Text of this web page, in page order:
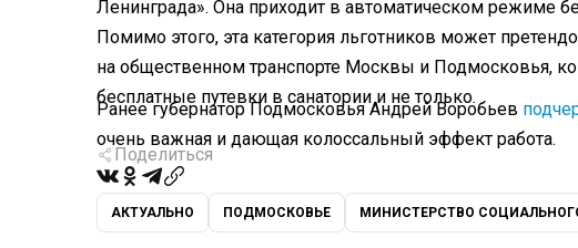
Ленинграда». Она приходит в автоматическом режиме
Помимо этого, эта категория льготников может
на общественном транспорте Москвы и Подмосковья,
бесплатные путевки в санатории и не только.
Ранее губернатор Подмосковья Андрей Воробьев
очень важная и дающая колоссальный эффект работа.
Поделиться
АКТУАЛЬНО ПОДМОСКОВЬЕ МИНИСТЕРСТВО